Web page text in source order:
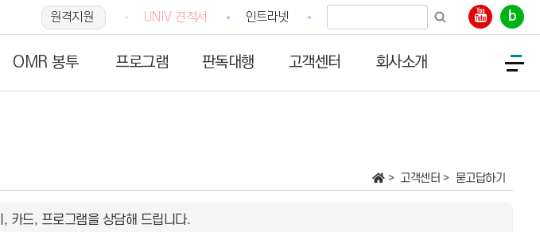
원격지원 UNIV 견적서 인트라넷 b
OMR 봉투 프로그램 판독대행 고객센터 회사소개
고객센터 묻고답하기
카드, 프로그램을 상담해 드립니다.